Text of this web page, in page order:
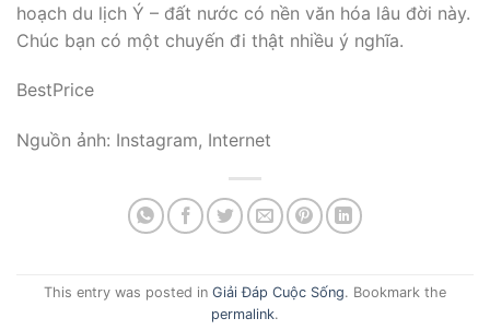
hoạch du lịch Ý – đất nước có nền văn hóa lâu đời này.
Chúc bạn có một chuyến đi thật nhiều ý nghĩa.
BestPrice
Nguồn ảnh: Instagram, Internet
This entry was posted in Giải Đáp Cuộc Sống. Bookmark the
permalink.